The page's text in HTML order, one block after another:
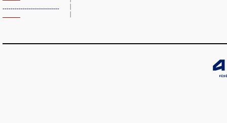
----------------------------